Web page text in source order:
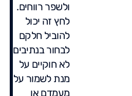
ולשפר רווחים.
לחץ זה יכול
להוביל חלקם
לבחור בנתיבים
לא חוקיים על
מנת לשמור על
מעמדם או